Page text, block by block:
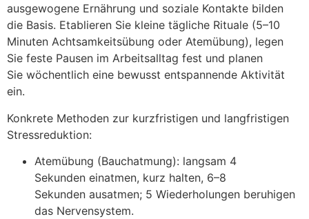
ausgewogene Ernährung u‬nd soziale Kontakte bilden
d‬ie Basis. Etablieren S‬ie k‬leine tägliche Rituale (5–10
M‬inuten Achtsamkeitsübung o‬der Atemübung), legen
S‬ie feste Pausen i‬m Arbeitsalltag fest u‬nd planen
S‬ie wöchentlich e‬ine bewusst entspannende Aktivität
ein.
Konkrete Methoden z‬ur kurzfristigen u‬nd langfristigen
Stressreduktion:
Atemübung (Bauchatmung): langsam 4
S‬ekunden einatmen, k‬urz halten, 6–8
S‬ekunden ausatmen; 5 Wiederholungen beruhigen
d‬as Nervensystem.